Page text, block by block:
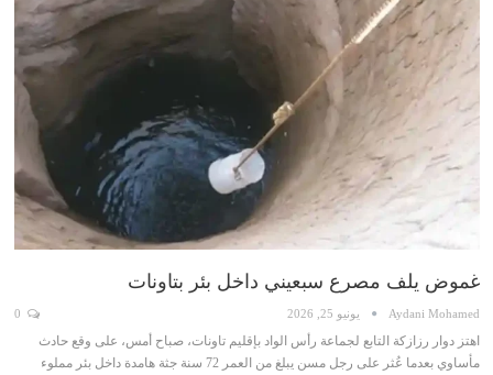
غموض يلف مصرع سبعيني داخل بئر بتاونات
Aydani Mohamed يونيو 25, 2026
اهتز دوار رزازكة التابع لجماعة رأس الواد بإقليم تاونات، صباح أمس، على وقع حادث
مأساوي بعدما عُثر على رجل مسن يبلغ من العمر 72 سنة جثة هامدة داخل بئر مملوء